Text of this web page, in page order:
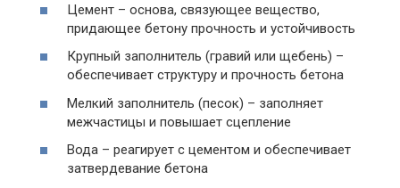
Цемент – основа, связующее вещество,
придающее бетону прочность и устойчивость
Крупный заполнитель (гравий или щебень) –
обеспечивает структуру и прочность бетона
Мелкий заполнитель (песок) – заполняет
межчастицы и повышает сцепление
Вода – реагирует с цементом и обеспечивает
затвердевание бетона